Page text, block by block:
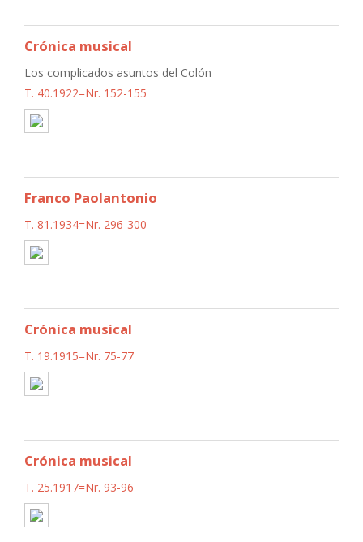
Crónica musical
Los complicados asuntos del Colón
T. 40.1922=Nr. 152-155
Franco Paolantonio
T. 81.1934=Nr. 296-300
Crónica musical
T. 19.1915=Nr. 75-77
Crónica musical
T. 25.1917=Nr. 93-96